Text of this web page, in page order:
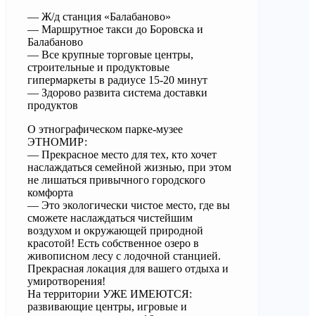
— Ж/д станция «Балабаново»
— Маршрутное такси до Боровска и
Балабаново
— Все крупные торговые центры,
строительные и продуктовые
гипермаркеты в радиусе 15-20 минут
— Здорово развита система доставки
продуктов
О этнографическом парке-музее
ЭТНОМИР:
— Прекрасное место для тех, кто хочет
наслаждаться семейной жизнью, при этом
не лишаться привычного городского
комфорта
— Это экологически чистое место, где вы
сможете наслаждаться чистейшим
воздухом и окружающей природной
красотой! Есть собственное озеро в
живописном лесу с лодочной станцией.
Прекрасная локация для вашего отдыха и
умиротворения!
На территории УЖЕ ИМЕЮТСЯ:
развивающие центры, игровые и